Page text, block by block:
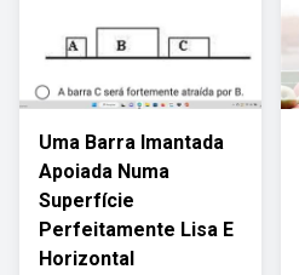
Uma Barra Imantada
Apoiada Numa
Superfície
Perfeitamente Lisa E
Horizontal